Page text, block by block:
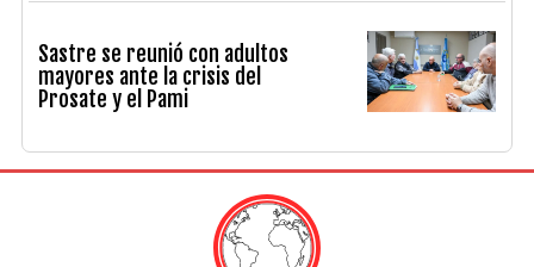
Sastre se reunió con adultos
mayores ante la crisis del
Prosate y el Pami